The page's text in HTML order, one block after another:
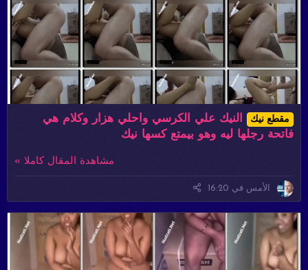
مقطع نيك
النيك علي الكرسي واحلي هزار وكلام هي
فاتحة رجلها ليه وهو بيمتع كسها نيك
مشاهدة المقال كاملا »
الأمس في 16:20